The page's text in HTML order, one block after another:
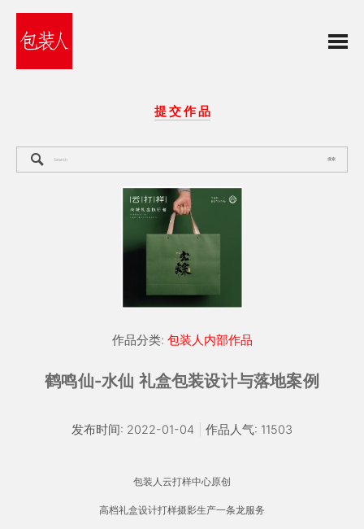
提 交 作 品
搜索
作品分类: 包装人内部作品
鹤鸣仙-水仙 礼盒包装设计与落地案例
发布时间: 2022-01-04 作品人气: 11503
包装人云打样中心原创
高档礼盒设计打样摄影生产一条龙服务